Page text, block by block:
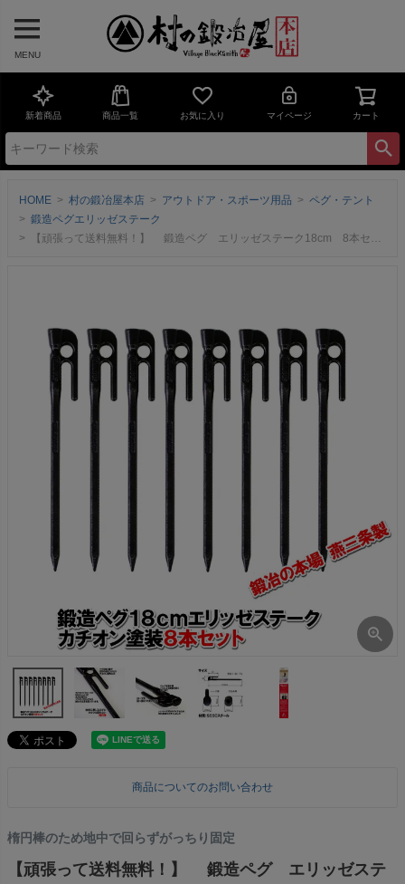
MENU
新着商品 商品一覧 お気に入り マイページ カート
HOME 村の鍛冶屋本店 アウトドア・スポーツ用品
ペグ・テント
鍛造ペグエリッゼステーク
【頑張って送料無料！】 鍛造ペグ エリッゼステーク18cm 8本セット MK-180K×8本 カチオン電着塗装 ブラック 黒 フォージドステークス インナーテントやレジャーシートの固定に便利！ デザインコンペでIDS賞受賞 ネコポスのため日時指定不可 エリステ
商品についてのお問い合わせ
楕円棒のため地中で回らずがっちり固定
【頑張って送料無料！】 鍛造ペグ エリッゼステ